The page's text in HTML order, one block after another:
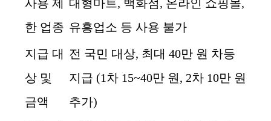
사용 제
한 업종
대형마트, 백화점, 온라인 쇼핑몰,
유흥업소 등 사용 불가
지급 대
상 및
금액
전 국민 대상, 최대 40만 원 차등
지급 (1차 15~40만 원, 2차 10만 원
추가)